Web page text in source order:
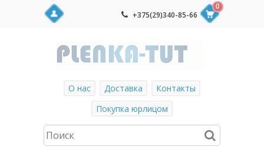
+375(29)340-85-66
0
О нас Доставка
Контакты
Покупка юрлицом